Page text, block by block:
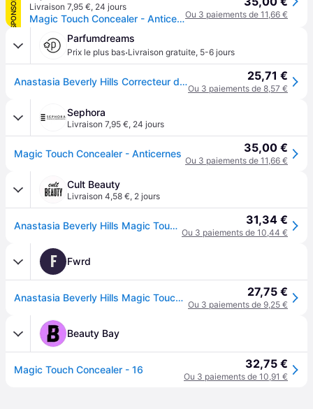
Livraison 7,95 €, 24 jours
Magic Touch Concealer - AnticernesOu 3 paiements de 11,66 €
Parfumdreams
Prix le plus bas·Livraison gratuite, 5-6 jours
Anastasia Beverly Hills Correcteur de teint Magic Touch – Anti-cernes Homme 12 ml 25,71 €
Ou 3 paiements de 8,57 €
Sephora
Livraison 7,95 €, 24 jours
Magic Touch Concealer - Anticernes 35,00 €
Ou 3 paiements de 11,66 €
Cult Beauty
Livraison 4,58 €, 2 jours
Anastasia Beverly Hills Magic Touch Concealer 12ml (Various Shades) - 16 31,34 €
Ou 3 paiements de 10,44 €
F Fwrd
Anastasia Beverly Hills Magic Touch Concealer in 16 - Beauty: NA. Size all. 27,75 €
Ou 3 paiements de 9,25 €
Beauty Bay
Magic Touch Concealer - 16 32,75 €
Ou 3 paiements de 10,91 €